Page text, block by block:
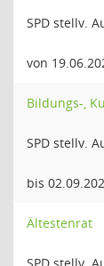
SPD stellv.
von
Bildungs-,
SPD stellv.
bis
Ältestenrat